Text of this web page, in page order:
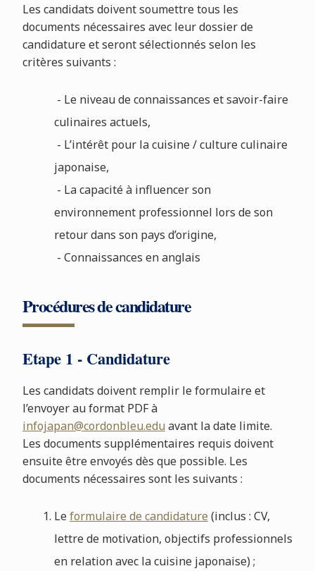
Les candidats doivent soumettre tous les
documents nécessaires avec leur dossier de
candidature et seront sélectionnés selon les
critères suivants :
- Le niveau de connaissances et savoir-faire
culinaires actuels,
- L’intérêt pour la cuisine / culture culinaire
japonaise,
- La capacité à influencer son
environnement professionnel lors de son
retour dans son pays d’origine,
- Connaissances en anglais
Procédures de candidature
Etape 1 - Candidature
Les candidats doivent remplir le formulaire et
l’envoyer au format PDF à
infojapan@cordonbleu.edu avant la date limite.
Les documents supplémentaires requis doivent
ensuite être envoyés dès que possible. Les
documents nécessaires sont les suivants :
Leformulaire de candidature (inclus : CV,
lettre de motivation, objectifs professionnels
en relation avec la cuisine japonaise) ;